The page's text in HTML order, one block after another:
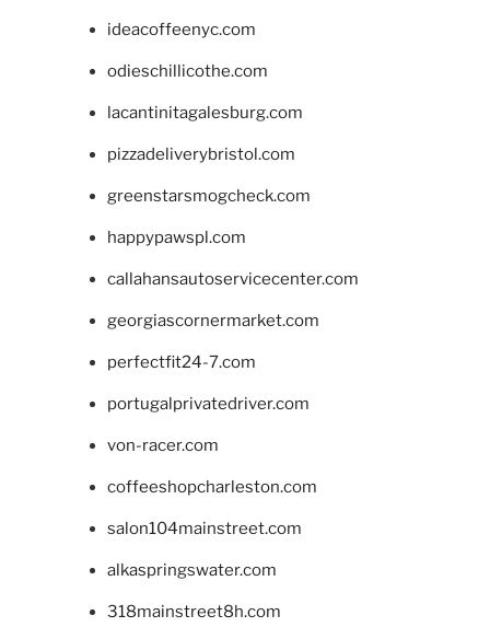
ideacoffeenyc.com
odieschillicothe.com
lacantinitagalesburg.com
pizzadeliverybristol.com
greenstarsmogcheck.com
happypawspl.com
callahansautoservicecenter.com
georgiascornermarket.com
perfectfit24-7.com
portugalprivatedriver.com
von-racer.com
coffeeshopcharleston.com
salon104mainstreet.com
alkaspringswater.com
318mainstreet8h.com